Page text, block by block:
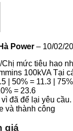
Power – 10/02/
mức tiêu hao
100kVA Tại
| 50% = 11.3 |
= 23.6
đã để lại yêu
và thành công
giá